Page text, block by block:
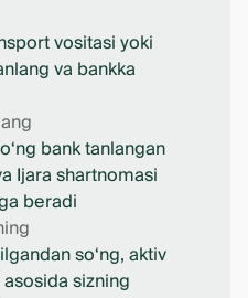
vositasi yoki
va bankka
bank tanlangan
Ijara shartnomasi
beradi
so‘ng, aktiv
sizning